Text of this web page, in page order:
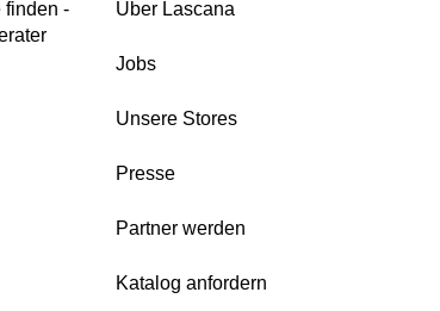
finden -
Über Lascana
Jobs
Unsere Stores
Presse
Partner werden
Katalog anfordern